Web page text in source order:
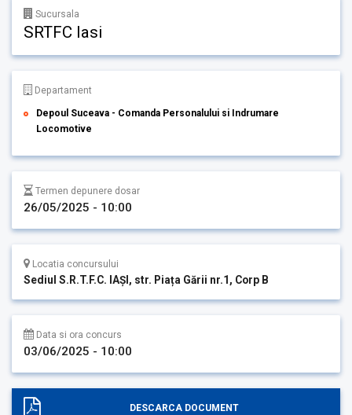
Sucursala
SRTFC Iasi
Departament
Depoul Suceava - Comanda Personalului si Indrumare
Locomotive
Termen depunere dosar
26/05/2025 - 10:00
Locatia concursului
Sediul S.R.T.F.C. IAȘI, str. Piața Gării nr.1, Corp B
Data si ora concurs
03/06/2025 - 10:00
DESCARCA DOCUMENT